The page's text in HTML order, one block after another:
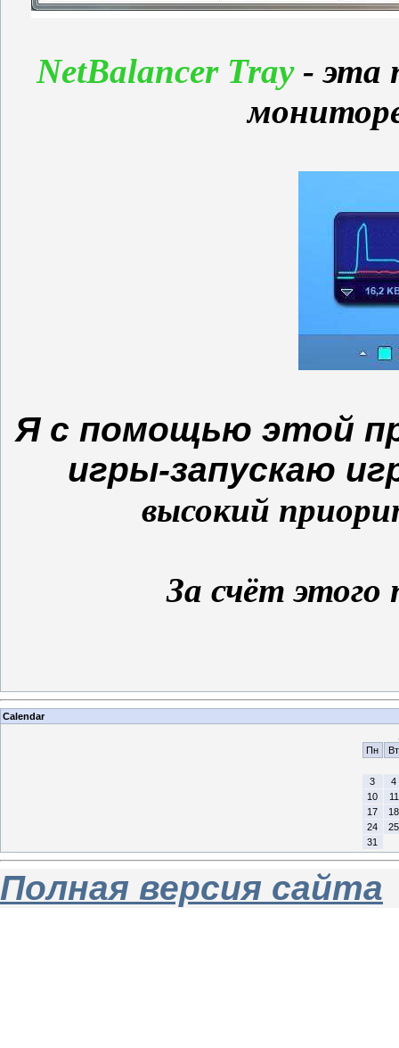
NetBalancer Tray - эта
Я с помощью этой
игры-запускаю
высокий
За счёт
Calendar
Пн
Вт
3
4
10
11
17
18
24
25
31
Полная версия сайта